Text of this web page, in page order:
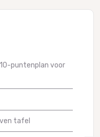
puntenplan voor
tafel